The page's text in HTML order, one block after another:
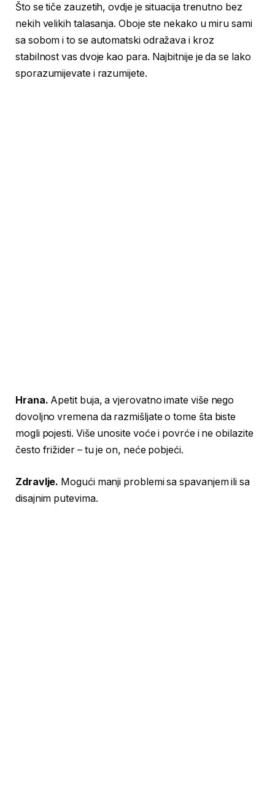
Što se tiče zauzetih, ovdje je situacija trenutno bez
nekih velikih talasanja. Oboje ste nekako u miru sami
sa sobom i to se automatski odražava i kroz
stabilnost vas dvoje kao para. Najbitnije je da se lako
sporazumijevate i razumijete.
Hrana. Apetit buja, a vjerovatno imate više nego
dovoljno vremena da razmišljate o tome šta biste
mogli pojesti. Više unosite voće i povrće i ne obilazite
često frižider – tu je on, neće pobjeći.
Zdravlje. Mogući manji problemi sa spavanjem ili sa
disajnim putevima.